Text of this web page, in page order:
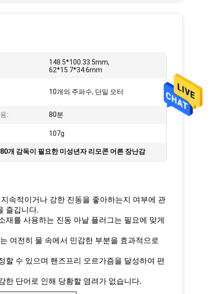
148.5*100.33.5mm,
62*15.7*34.6mm
10개의 주파수, 단일 모터
: 80분
107g
80개 감독이 필요한 미성년자 리모콘 어른 장난감
속적이거나 강한 진동을 좋아하는지 여부에 관
즐깁니다.
를 사용하는 진동 아날 플러그는 필요에 맞게
여전히 물 속에서 민감한 부분을 효과적으로
수 있으며 핸즈프리 오르가즘을 달성하여 편
한 단어로 인해 당황할 염려가 없습니다.